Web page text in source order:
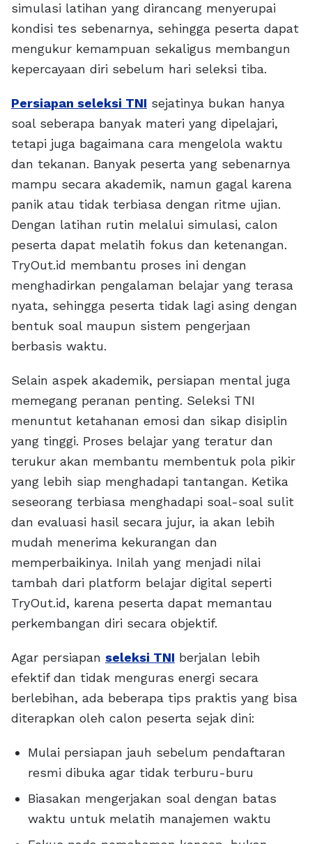
simulasi latihan yang dirancang menyerupai
kondisi tes sebenarnya, sehingga peserta dapat
mengukur kemampuan sekaligus membangun
kepercayaan diri sebelum hari seleksi tiba.
Persiapan seleksi TNI sejatinya bukan hanya
soal seberapa banyak materi yang dipelajari,
tetapi juga bagaimana cara mengelola waktu
dan tekanan. Banyak peserta yang sebenarnya
mampu secara akademik, namun gagal karena
panik atau tidak terbiasa dengan ritme ujian.
Dengan latihan rutin melalui simulasi, calon
peserta dapat melatih fokus dan ketenangan.
TryOut.id membantu proses ini dengan
menghadirkan pengalaman belajar yang terasa
nyata, sehingga peserta tidak lagi asing dengan
bentuk soal maupun sistem pengerjaan
berbasis waktu.
Selain aspek akademik, persiapan mental juga
memegang peranan penting. Seleksi TNI
menuntut ketahanan emosi dan sikap disiplin
yang tinggi. Proses belajar yang teratur dan
terukur akan membantu membentuk pola pikir
yang lebih siap menghadapi tantangan. Ketika
seseorang terbiasa menghadapi soal-soal sulit
dan evaluasi hasil secara jujur, ia akan lebih
mudah menerima kekurangan dan
memperbaikinya. Inilah yang menjadi nilai
tambah dari platform belajar digital seperti
TryOut.id, karena peserta dapat memantau
perkembangan diri secara objektif.
Agar persiapan seleksi TNI berjalan lebih
efektif dan tidak menguras energi secara
berlebihan, ada beberapa tips praktis yang bisa
diterapkan oleh calon peserta sejak dini:
Mulai persiapan jauh sebelum pendaftaran
resmi dibuka agar tidak terburu-buru
Biasakan mengerjakan soal dengan batas
waktu untuk melatih manajemen waktu